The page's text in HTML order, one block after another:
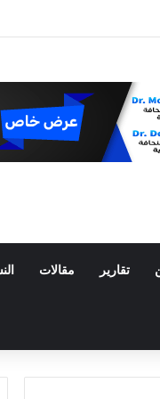
ميسي
تقارير مقالات